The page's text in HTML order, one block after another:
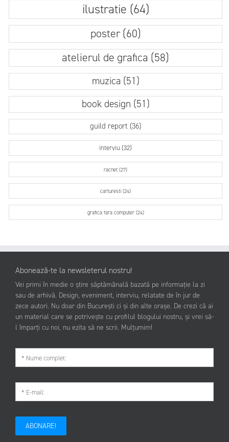
ilustratie (64)
poster (60)
atelierul de grafica (58)
muzica (51)
book design (51)
guild report (36)
interviu (32)
racnet (27)
carturesti (24)
grafica fara computer (24)
Abonează-te la newsleterul nostru!
Vei primi în medie o știre săptămânală bazată pe informație la zi
sau de arhivă. Design, eveniment, interviu, relatate de în jur de
zece autori. Nu doar din București ci și din alte orașe. De crezi că ai
un material care se potrivește cu profilul blogului nostru, și vrei să-
l împarți cu noi, nu ezita să ne scrii. Mulțumim!
ABONARE!